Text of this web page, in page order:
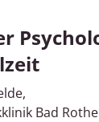
Bad